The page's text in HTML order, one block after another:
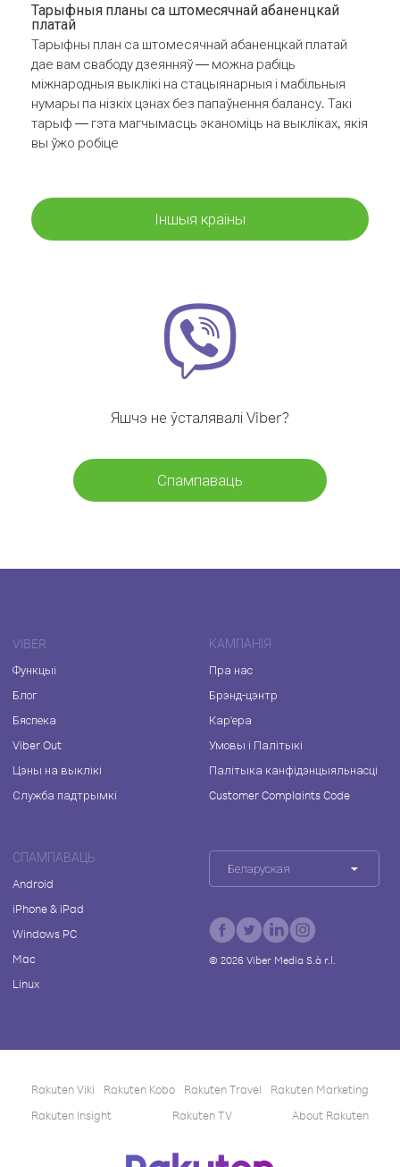
Тарыфныя планы са штомесячнай абаненцкай
платай
Тарыфны план са штомесячнай абаненцкай платай
дае вам свабоду дзеянняў — можна рабіць
міжнародныя выклікі на стацыянарныя і мабільныя
нумары па нізкіх цэнах без папаўнення балансу. Такі
тарыф — гэта магчымасць эканоміць на выкліках, якія
вы ўжо робіце
Іншыя краіны
Яшчэ не ўсталявалі Viber?
Спампаваць
VIBER
Функцыі
Блог
Бяспека
Viber Out
Цэны на выклікі
Служба падтрымкі
КАМПАНІЯ
Пра нас
Брэнд-цэнтр
Кар'ера
Умовы і Палітыкі
Палітыка канфідэнцыяльнасці
Customer Complaints Code
СПАМПАВАЦЬ
Android
iPhone & iPad
Windows PC
Mac
Linux
Беларуская
© 2026Viber Media S.à r.l.
Rakuten Viki Rakuten Kobo Rakuten Travel
Rakuten Marketing
Rakuten Insight
Rakuten TV About Rakuten